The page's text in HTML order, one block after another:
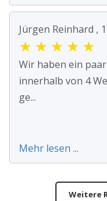
Jürgen Reinhard ,
★ ★ ★ ★ ★
Wir haben ein
innerhalb von 4
ge...
Mehr lesen ...
Weitere